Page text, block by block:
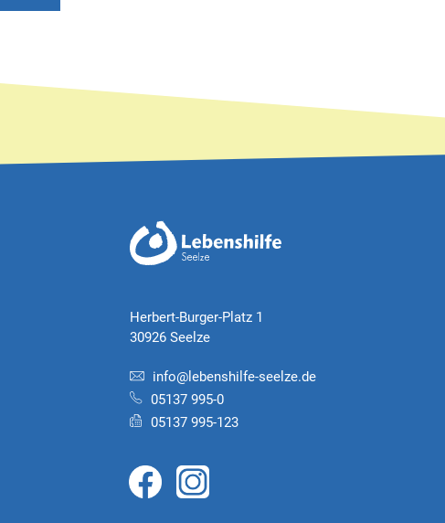
Herbert-Burger-Platz 1
30926 Seelze
info@lebenshilfe-seelze.de
05137 995-0
05137 995-123